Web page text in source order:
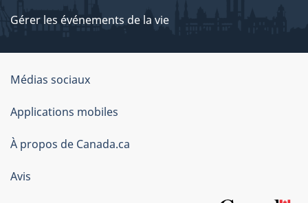
Gérer les événements de la vie
Organisation
du
gouvernement
du
Canada
Médias sociaux
Applications mobiles
À propos de Canada.ca
Avis